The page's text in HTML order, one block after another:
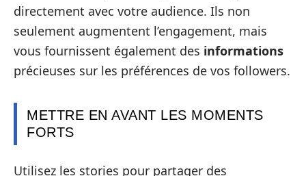
directement avec votre audience. Ils non
seulement augmentent l’engagement, mais
vous fournissent également des informations
précieuses sur les préférences de vos followers.
METTRE EN AVANT LES MOMENTS
FORTS
Utilisez les stories pour partager des